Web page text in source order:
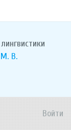
В.
Войти